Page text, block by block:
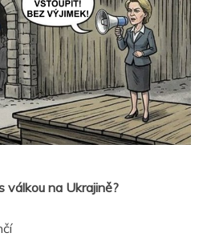
válkou na Ukrajině?